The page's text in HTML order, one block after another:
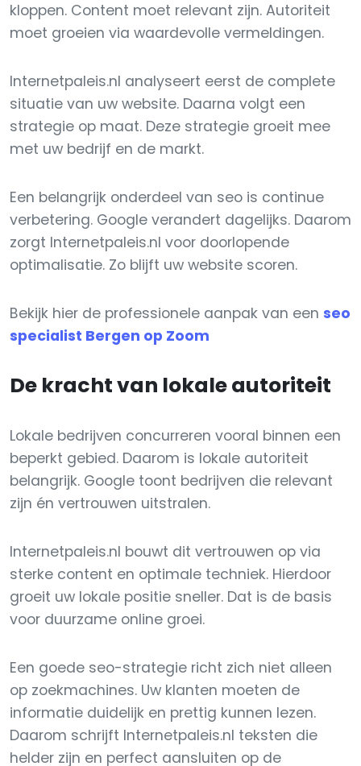
kloppen. Content moet relevant zijn. Autoriteit
moet groeien via waardevolle vermeldingen.
Internetpaleis.nl analyseert eerst de complete
situatie van uw website. Daarna volgt een
strategie op maat. Deze strategie groeit mee
met uw bedrijf en de markt.
Een belangrijk onderdeel van seo is continue
verbetering. Google verandert dagelijks. Daarom
zorgt Internetpaleis.nl voor doorlopende
optimalisatie. Zo blijft uw website scoren.
Bekijk hier de professionele aanpak van een seo
specialist Bergen op Zoom
De kracht van lokale autoriteit
Lokale bedrijven concurreren vooral binnen een
beperkt gebied. Daarom is lokale autoriteit
belangrijk. Google toont bedrijven die relevant
zijn én vertrouwen uitstralen.
Internetpaleis.nl bouwt dit vertrouwen op via
sterke content en optimale techniek. Hierdoor
groeit uw lokale positie sneller. Dat is de basis
voor duurzame online groei.
Een goede seo-strategie richt zich niet alleen
op zoekmachines. Uw klanten moeten de
informatie duidelijk en prettig kunnen lezen.
Daarom schrijft Internetpaleis.nl teksten die
helder zijn en perfect aansluiten op de